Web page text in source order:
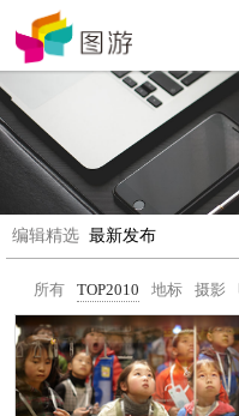
编辑精选 最新发布
所有 TOP2010 地标 摄影